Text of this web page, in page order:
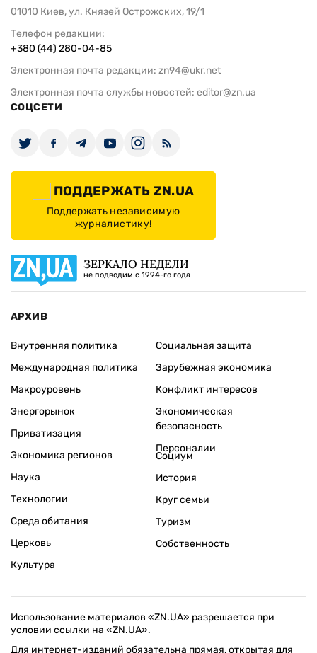
01010 Киев, ул. Князей Острожских, 19/1
Телефон редакции:
+380 (44) 280-04-85
Электронная почта редакции: zn94@ukr.net
Электронная почта службы новостей: editor@zn.ua
СОЦСЕТИ
ПОДДЕРЖАТЬ ZN.UA
Поддержать независимую
журналистику!
ЗЕРКАЛО НЕДЕЛИ
не подводим с 1994-го года
АРХИВ
Внутренняя политика
Международная политика
Макроуровень
Энергорынок
Приватизация
Экономика регионов
Социальная защита
Зарубежная экономика
Конфликт интересов
Экономическая
безопасность
Персоналии
Наука
Технологии
Среда обитания
Церковь
Культура
Социум
История
Круг семьи
Туризм
Собственность
Использование материалов «ZN.UA» разрешается при
условии ссылки на «ZN.UA».
Для интернет-изданий обязательна прямая, открытая для